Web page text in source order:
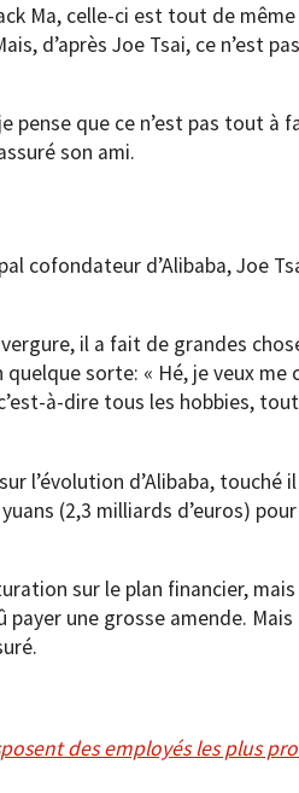
Ma, celle-ci est tout de
d’après Joe Tsai, ce n’est
pense que ce n’est pas tout à
son ami.
cofondateur d’Alibaba, Joe
il a fait de grandes
sorte: « Hé, je veux me
à-dire tous les hobbies,
l’évolution d’Alibaba, touché
(2,3 milliards d’euros)
sur le plan financier, mais
une grosse amende.
des employés les plus